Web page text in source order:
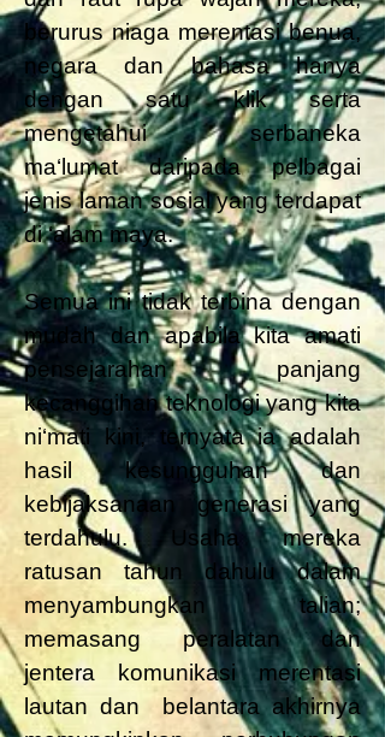
berurus niaga merentasi benua,
negara dan bahasa hanya
dengan satu klik serta
mengetahui serbaneka
ma‘lumat daripada pelbagai
jenis laman sosial yang terdapat
di ‘alam maya.
Semua ini tidak terbina dengan
mudah dan apabila kita amati
pensejarahan panjang
kecanggihan teknologi yang kita
ni‘mati kini, ternyata ia adalah
hasil kesungguhan dan
kebijaksanaan generasi yang
terdahulu. Usaha mereka
ratusan tahun dahulu dalam
menyambungkan talian;
memasang peralatan dan
jentera komunikasi merentasi
lautan dan belantara akhirnya